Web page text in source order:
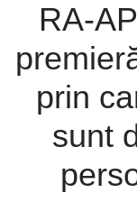
RA-
prin
sunt